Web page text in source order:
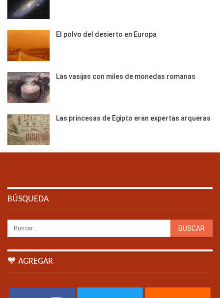
El polvo del desierto en Europa
Las vasijas con miles de monedas romanas
Las princesas de Egipto eran expertas arqueras
BÚSQUEDA
💙 AGREGAR